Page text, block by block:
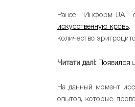
Ранее Информ-UA
искусственную кровь.
количество
Читати далі: Появился
На данный момент
опытов, которые